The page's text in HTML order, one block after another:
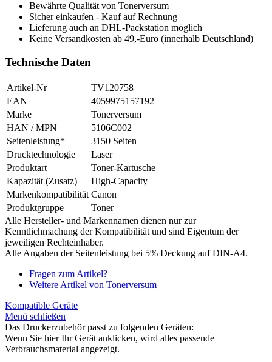
Bewährte Qualität von Tonerversum
Sicher einkaufen - Kauf auf Rechnung
Lieferung auch an DHL-Packstation möglich
Keine Versandkosten ab 49,-Euro (innerhalb Deutschland)
Technische Daten
Artikel-Nr
TV120758
EAN
4059975157192
Marke
Tonerversum
HAN / MPN
5106C002
Seitenleistung*
3150 Seiten
Drucktechnologie
Laser
Produktart
Toner-Kartusche
Kapazität (Zusatz)
High-Capacity
Markenkompatibilität Canon
Produktgruppe
Toner
Alle Hersteller- und Markennamen dienen nur zur
Kenntlichmachung der Kompatibilität und sind Eigentum der
jeweiligen Rechteinhaber.
Alle Angaben der Seitenleistung bei 5% Deckung auf DIN-A4.
Fragen zum Artikel?
Weitere Artikel von Tonerversum
Kompatible Geräte
Menü schließen
Das Druckerzubehör passt zu folgenden Geräten:
Wenn Sie hier Ihr Gerät anklicken, wird alles passende
Verbrauchsmaterial angezeigt.